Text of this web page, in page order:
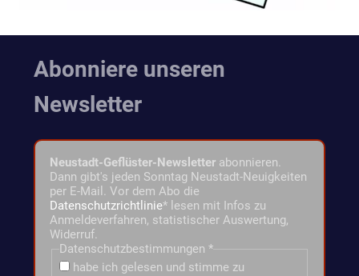
Abonniere unseren
Newsletter
Neustadt-Geflüster-Newsletter abonnieren.
Dann gibt's jeden Sonntag Neustadt-Neuigkeiten
per E-Mail. Vor dem Abo die
Datenschutzrichtlinie* lesen mit Infos zu
Anmeldeverfahren, statistischer Auswertung,
Widerruf.
Datenschutzbestimmungen *
habe ich gelesen und stimme zu